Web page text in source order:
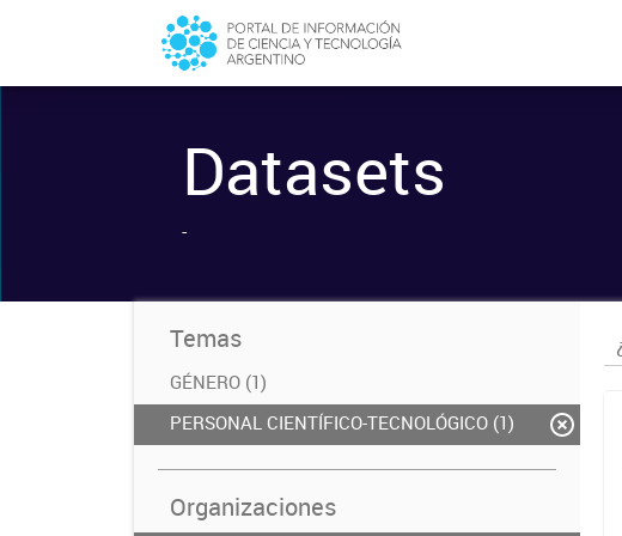
Datasets
-
Temas
GÉNERO (1)
PERSONAL CIENTÍFICO-TECNOLÓGICO (1)
Organizaciones